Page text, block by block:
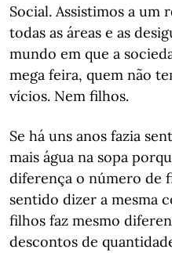
Social. Assistimos a um
todas as áreas e as
mundo em que a
mega feira, quem não
vícios. Nem filhos.
Se há uns anos fazia
mais água na sopa
diferença o número de
sentido dizer a mesma
filhos faz mesmo
descontos de